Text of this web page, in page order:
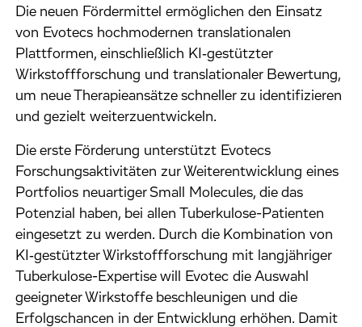
Die neuen Fördermittel ermöglichen den Einsatz
von Evotecs hochmodernen translationalen
Plattformen, einschließlich KI‑gestützter
Wirkstoffforschung und translationaler Bewertung,
um neue Therapieansätze schneller zu identifizieren
und gezielt weiterzuentwickeln.
Die erste Förderung unterstützt Evotecs
Forschungsaktivitäten zur Weiterentwicklung eines
Portfolios neuartiger Small Molecules, die das
Potenzial haben, bei allen Tuberkulose-Patienten
eingesetzt zu werden. Durch die Kombination von
KI‑gestützter Wirkstoffforschung mit langjähriger
Tuberkulose-Expertise will Evotec die Auswahl
geeigneter Wirkstoffe beschleunigen und die
Erfolgschancen in der Entwicklung erhöhen. Damit